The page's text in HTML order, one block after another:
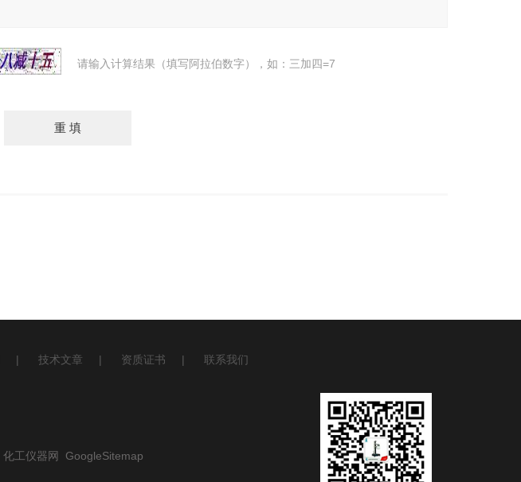
请输入计算结果（填写阿拉伯数字），如：三加四=7
| 技术文章 | 资质证书 | 联系我们
化工仪器网 GoogleSitemap